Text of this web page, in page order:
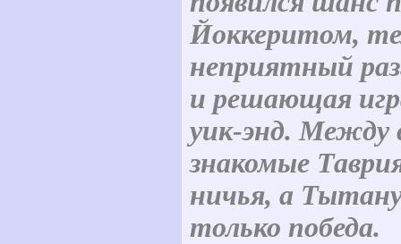
Йоккеритом,
неприятный
и решающая
уик-энд. Между
знакомые
ничья, а
только победа.